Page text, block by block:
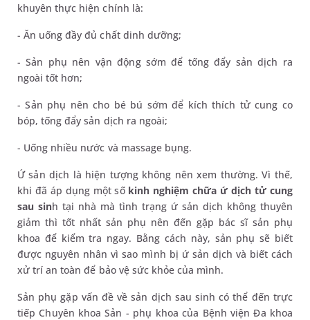
khuyên thực hiện chính là:
- Ăn uống đầy đủ chất dinh dưỡng;
- Sản phụ nên vận động sớm để tống đẩy sản dịch ra
ngoài tốt hơn;
- Sản phụ nên cho bé bú sớm để kích thích tử cung co
bóp, tống đẩy sản dịch ra ngoài;
- Uống nhiều nước và massage bụng.
Ứ sản dịch là hiện tượng không nên xem thường. Vì thế,
khi đã áp dụng một số kinh nghiệm chữa ứ dịch tử cung
sau sinh tại nhà mà tình trạng ứ sản dịch không thuyên
giảm thì tốt nhất sản phụ nên đến gặp bác sĩ sản phụ
khoa để kiểm tra ngay. Bằng cách này, sản phụ sẽ biết
được nguyên nhân vì sao mình bị ứ sản dịch và biết cách
xử trí an toàn để bảo vệ sức khỏe của mình.
Sản phụ gặp vấn đề về sản dịch sau sinh có thể đến trực
tiếp Chuyên khoa Sản - phụ khoa của Bệnh viện Đa khoa